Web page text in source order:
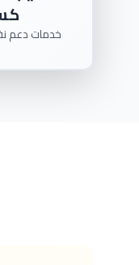
خدمات دعم